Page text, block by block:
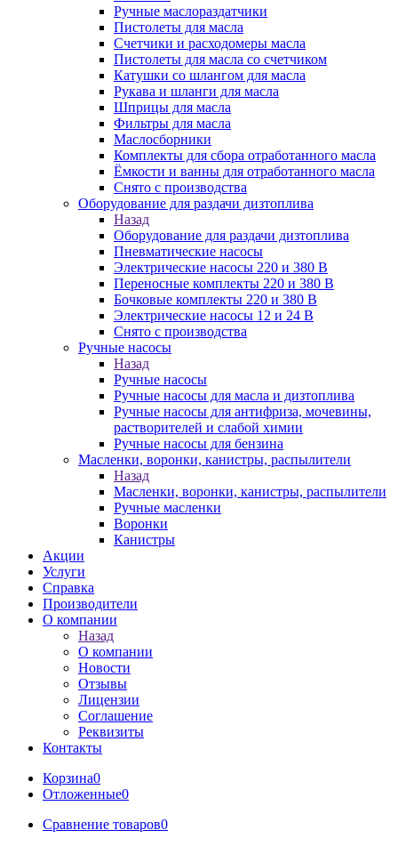
Ручные маслораздатчики
Пистолеты для масла
Счетчики и расходомеры масла
Пистолеты для масла со счетчиком
Катушки со шлангом для масла
Рукава и шланги для масла
Шприцы для масла
Фильтры для масла
Маслосборники
Комплекты для сбора отработанного масла
Ёмкости и ванны для отработанного масла
Снято с производства
Оборудование для раздачи дизтоплива
Назад
Оборудование для раздачи дизтоплива
Пневматические насосы
Электрические насосы 220 и 380 В
Переносные комплекты 220 и 380 В
Бочковые комплекты 220 и 380 В
Электрические насосы 12 и 24 В
Снято с производства
Ручные насосы
Назад
Ручные насосы
Ручные насосы для масла и дизтоплива
Ручные насосы для антифриза, мочевины,
растворителей и слабой химии
Ручные насосы для бензина
Масленки, воронки, канистры, распылители
Назад
Масленки, воронки, канистры, распылители
Ручные масленки
Воронки
Канистры
Акции
Услуги
Справка
Производители
О компании
Назад
О компании
Новости
Отзывы
Лицензии
Соглашение
Реквизиты
Контакты
Корзина0
Отложенные0
Сравнение товаров0